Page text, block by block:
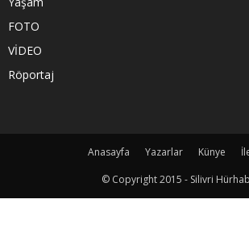
FOTO
VİDEO
Röportaj
Anasayfa Yazarlar Künye
© Copyright 2015 - Silivri